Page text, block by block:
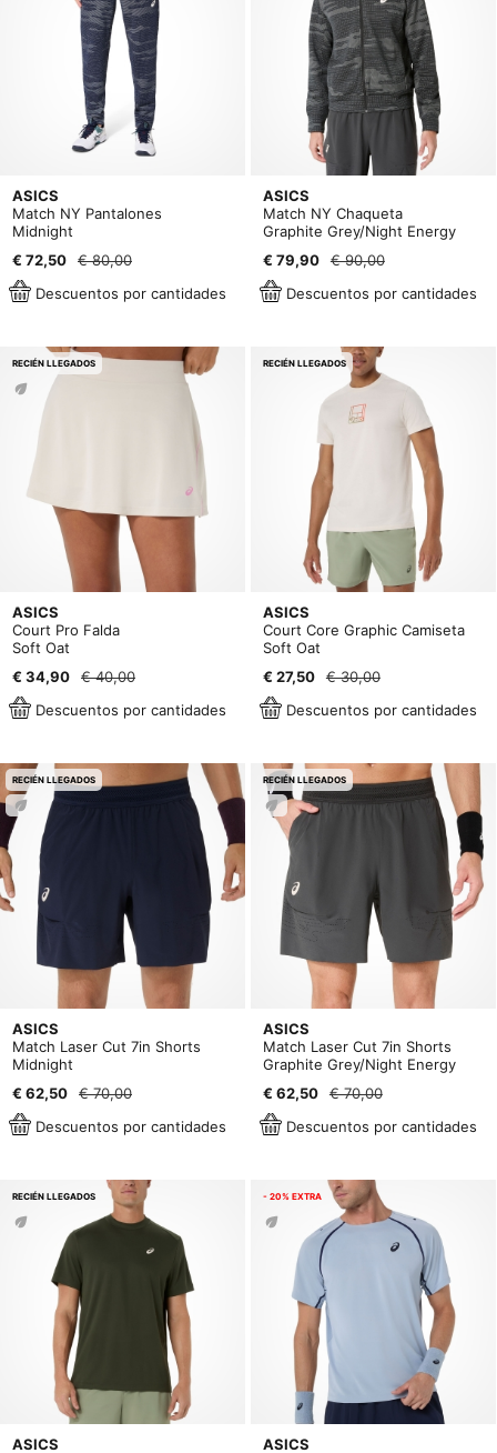
ASICS
Match NY Pantalones
Midnight
€ 72,50
€ 80,00
Descuentos por cantidades
ASICS
Match NY Chaqueta
Graphite Grey/Night Energy
€ 79,90
€ 90,00
Descuentos por cantidades
RECIÉN LLEGADOS
ASICS
Court Pro Falda
Soft Oat
€ 34,90
€ 40,00
Descuentos por cantidades
RECIÉN LLEGADOS
ASICS
Court Core Graphic Camiseta
Soft Oat
€ 27,50
€ 30,00
Descuentos por cantidades
RECIÉN LLEGADOS
ASICS
Match Laser Cut 7in Shorts
Midnight
€ 62,50
€ 70,00
Descuentos por cantidades
RECIÉN LLEGADOS
ASICS
Match Laser Cut 7in Shorts
Graphite Grey/Night Energy
€ 62,50
€ 70,00
Descuentos por cantidades
RECIÉN LLEGADOS
ASICS
- 20% EXTRA
ASICS